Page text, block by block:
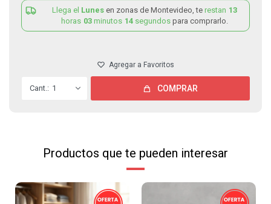
Llega el Lunes en zonas de Montevideo, te restan 13
horas 03 minutos 14 segundos para comprarlo.
1 COMPRAR
Productos que te pueden interesar